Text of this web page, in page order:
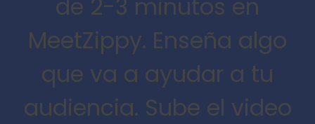
de 2-3 minutos en
MeetZippy. Enseña algo
que va a ayudar a tu
audiencia. Sube el video